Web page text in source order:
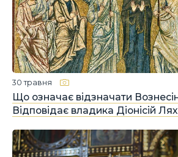
Що означає відзначати
Відповідає владика Діонісій
30 травня